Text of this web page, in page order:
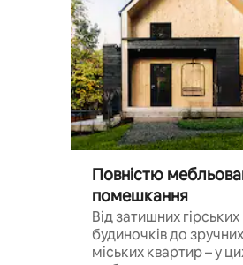
Повністю
помешкання
Від затишних гірських
будиночків до зручних
міських квартир – у